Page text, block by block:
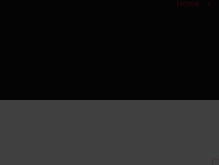
Home